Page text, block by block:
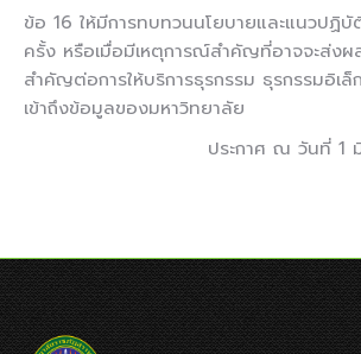
ข้อ 16 ให้มีการทบทวนนโยบายและแนวปฏิ
ครั้ง หรือเมื่อมีเหตุการณ์สำคัญที่อาจจะส่งผ
สำคัญต่อการให้บริการธุรกรรม ธุรกรรมอิเ
เข้าถึงข้อมูลของมหาวิทยาลัย
ประกาศ ณ วันที่ 1